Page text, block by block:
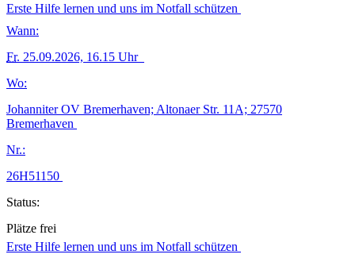
Erste Hilfe lernen und uns im Notfall schützen
Wann:
Fr. 25.09.2026, 16.15 Uhr
Wo:
Johanniter OV Bremerhaven; Altonaer Str. 11A; 27570
Bremerhaven
Nr.:
26H51150
Status:
Plätze frei
Erste Hilfe lernen und uns im Notfall schützen